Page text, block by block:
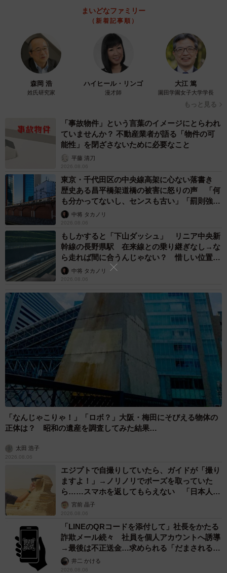
まいどなファミリー
（新着記事順）
森岡 浩
姓氏研究家
ハイヒール・リンゴ
漫才師
大江 篤
園田学園女子大学学長
もっと見る
「事故物件」という言葉のイメージにとらわれ
ていませんか？ 不動産業者が語る「物件の可
能性」を閉ざさないために必要なこと
平藤 清刀
2026.08.06
東京・千代田区の中央線高架に心ない落書き
歴史ある昌平橋架道橋の被害に怒りの声 「何
も分かってないし、センスも古い」「罰則強化
して」中将 タカノリ
2026.08.06
もしかすると「下山ダッシュ」 リニア中央新
幹線の長野県駅 在来線との乗り継ぎなし→な
ら走れば間に合うんじゃない？ 惜しい位置関
係が反響
中将 タカノリ
2026.08.06
「なんじゃこりゃ！」「ロボ？」大阪・梅田にそびえる物体の
正体は？ 昭和の遺産を調査してみた結果…
太田 浩子
2026.08.06
エジプトで自撮りしていたら、ガイドが「撮り
ますよ！」→ノリノリでポーズを取っていた
ら……スマホを返してもらえない 「日本人は
カモ代表かも」「私は6時間で3万円払った」
宮前 晶子
2026.08.06
「LINEのQRコードを添付して」社長をかたる
詐欺メール続々 社員を個人アカウントへ誘導
→最後は不正送金…求められる「だまされる前
提」の対策
井二 かける
2026.08.06